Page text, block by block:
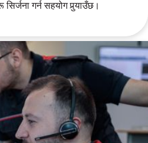
गर्न सहयोग पुर्‍याउँछ।